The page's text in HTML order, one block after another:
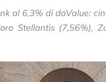
al 6,3% di doValue:
Stellantis (7,56%),